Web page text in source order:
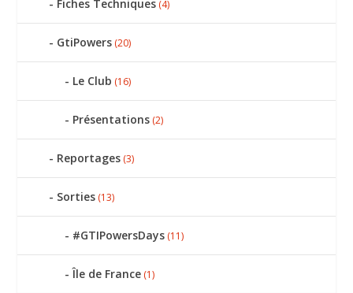
Fiches Techniques (4)
GtiPowers (20)
Le Club (16)
Présentations (2)
Reportages (3)
Sorties (13)
#GTIPowersDays (11)
Île de France (1)